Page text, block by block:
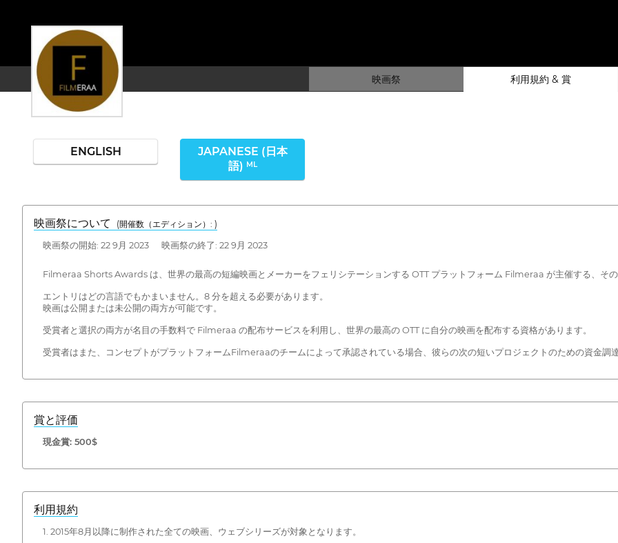
映画祭 利用規約 & 賞
ENGLISH
JAPANESE (日本
語) ML
映画祭について (開催数（エディション）: )
映画祭の開始: 22 9月 2023 映画祭の終了: 22 9月 2023
Filmeraa Shorts Awards は、世界の最高の短編映画とメーカーをフェリシテーションする OTT プラットフォーム Filmeraa が主催する、その
エントリはどの言語でもかまいません。8 分を超える必要があります。
映画は公開または未公開の両方が可能です。
受賞者と選択の両方が名目の手数料で Filmeraa の配布サービスを利用し、世界の最高の OTT に自分の映画を配布する資格があります。
受賞者はまた、コンセプトがプラットフォームFilmeraaのチームによって承認されている場合、彼らの次の短いプロジェクトのための資金調
賞と評価
現金賞: 500$
利用規約
1. 2015年8月以降に制作された全ての映画、ウェブシリーズが対象となります。